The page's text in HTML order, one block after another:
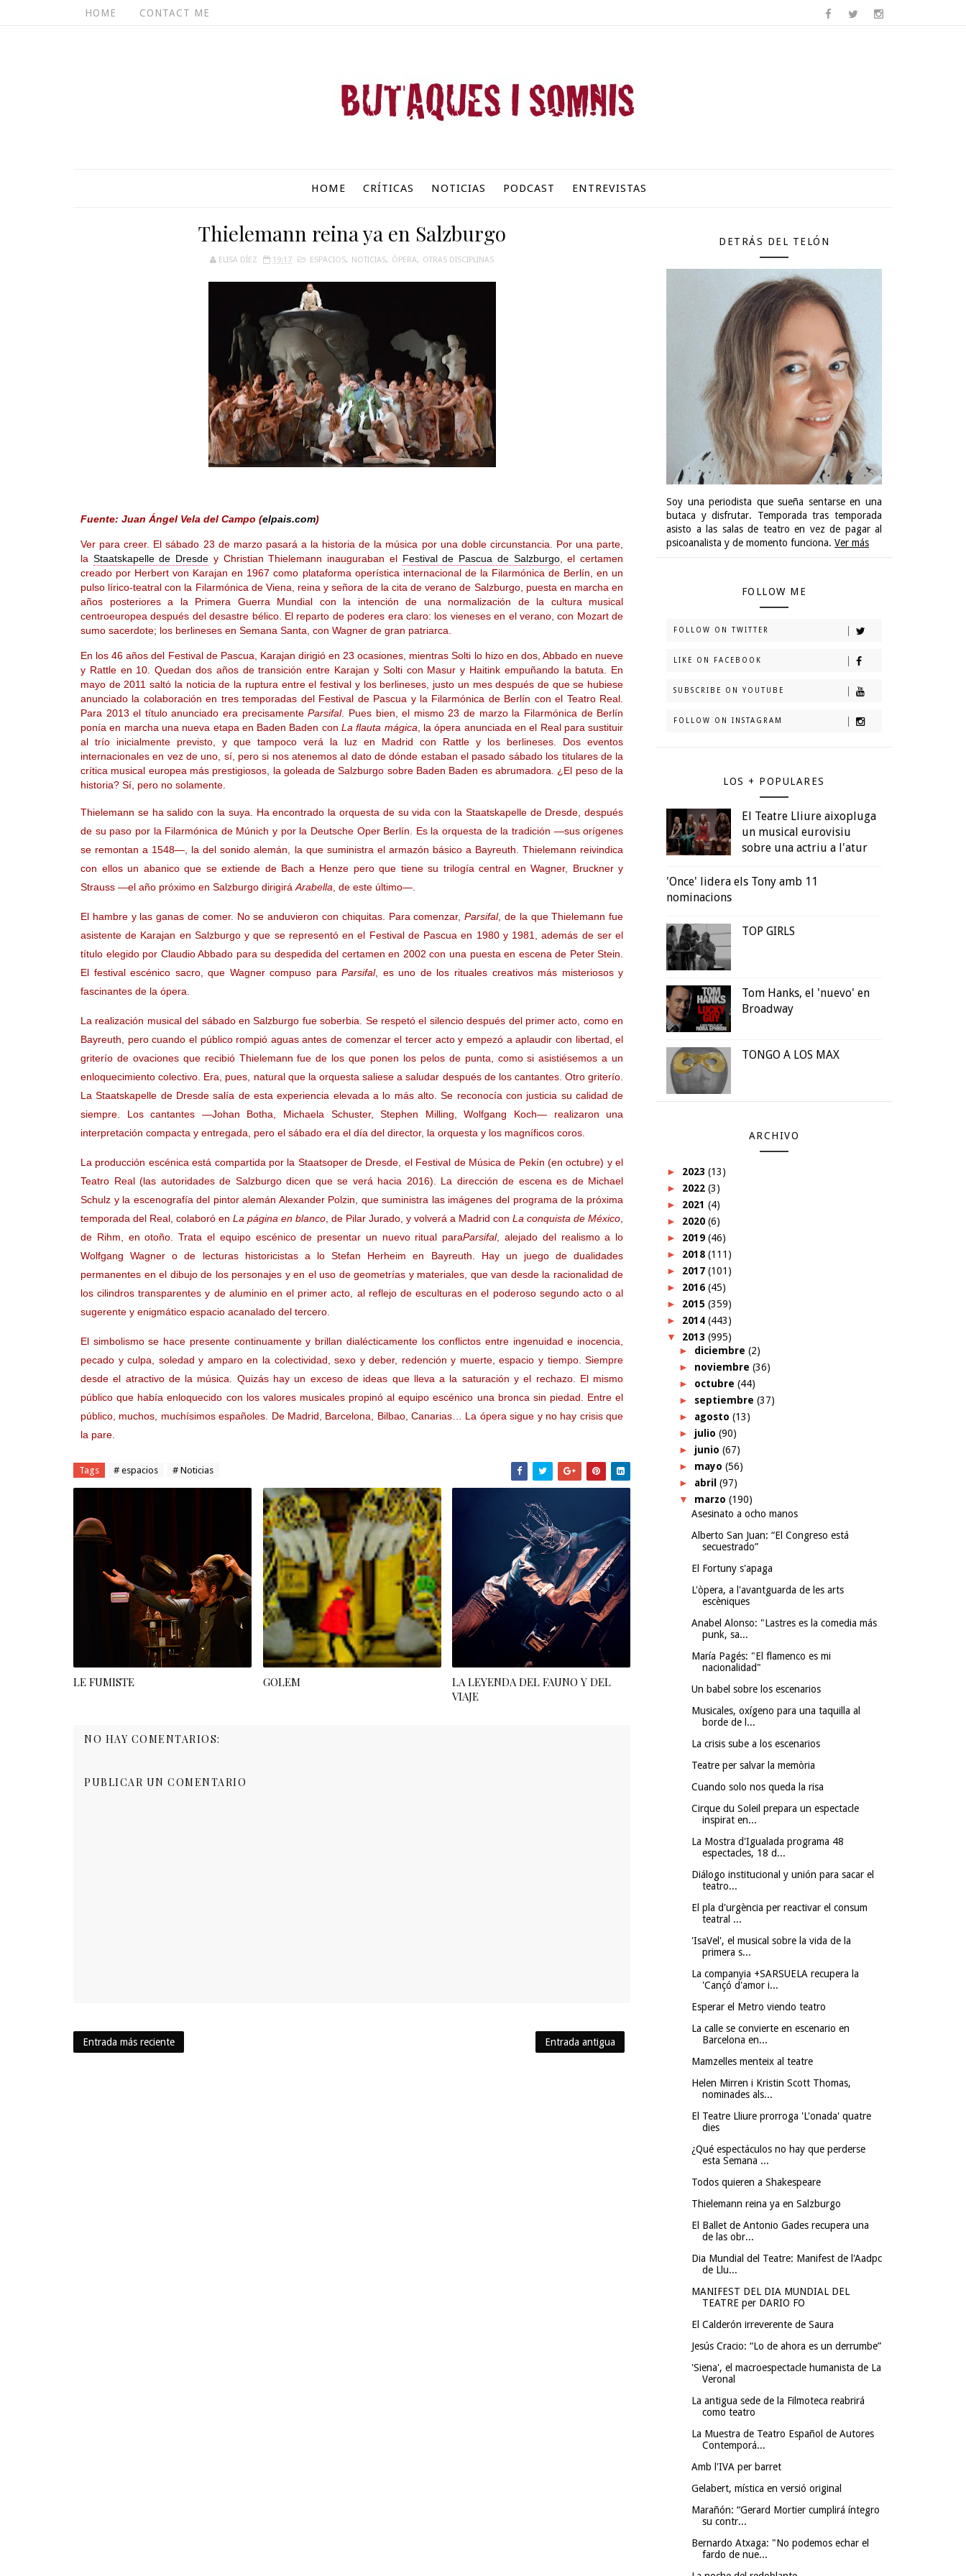
HOME CONTACT ME
HOME CRÍTICAS NOTICIAS PODCAST ENTREVISTAS
Thielemann reina ya en Salzburgo
ELISA DÍEZ 19:17 ESPACIOS, NOTICIAS, ÓPERA, OTRAS DISCIPLINAS
Fuente: Juan Ángel Vela del Campo (elpais.com)
Ver para creer. El sábado 23 de marzo pasará a la historia de la música por una doble circunstancia. Por una parte,
la Staatskapelle de Dresde y Christian Thielemann inauguraban el Festival de Pascua de Salzburgo, el certamen
creado por Herbert von Karajan en 1967 como plataforma operística internacional de la Filarmónica de Berlín, en un
pulso lírico-teatral con la Filarmónica de Viena, reina y señora de la cita de verano de Salzburgo, puesta en marcha en
años posteriores a la Primera Guerra Mundial con la intención de una normalización de la cultura musical
centroeuropea después del desastre bélico. El reparto de poderes era claro: los vieneses en el verano, con Mozart de
sumo sacerdote; los berlineses en Semana Santa, con Wagner de gran patriarca.
En los 46 años del Festival de Pascua, Karajan dirigió en 23 ocasiones, mientras Solti lo hizo en dos, Abbado en nueve
y Rattle en 10. Quedan dos años de transición entre Karajan y Solti con Masur y Haitink empuñando la batuta. En
mayo de 2011 saltó la noticia de la ruptura entre el festival y los berlineses, justo un mes después de que se hubiese
anunciado la colaboración en tres temporadas del Festival de Pascua y la Filarmónica de Berlín con el Teatro Real.
Para 2013 el título anunciado era precisamenteParsifal. Pues bien, el mismo 23 de marzo la Filarmónica de Berlín
ponía en marcha una nueva etapa en Baden Baden conLa flauta mágica , la ópera anunciada en el Real para sustituir
al trío inicialmente previsto, y que tampoco verá la luz en Madrid con Rattle y los berlineses. Dos eventos
internacionales en vez de uno, sí, pero si nos atenemos al dato de dónde estaban el pasado sábado los titulares de la
crítica musical europea más prestigiosos, la goleada de Salzburgo sobre Baden Baden es abrumadora. ¿El peso de la
historia? Sí, pero no solamente.
Thielemann se ha salido con la suya. Ha encontrado la orquesta de su vida con la Staatskapelle de Dresde, después
de su paso por la Filarmónica de Múnich y por la Deutsche Oper Berlín. Es la orquesta de la tradición —sus orígenes
se remontan a 1548—, la del sonido alemán, la que suministra el armazón básico a Bayreuth. Thielemann reivindica
con ellos un abanico que se extiende de Bach a Henze pero que tiene su trilogía central en Wagner, Bruckner y
Strauss —el año próximo en Salzburgo dirigirá Arabella , de este último—.
El hambre y las ganas de comer. No se anduvieron con chiquitas. Para comenzar,Parsifal, de la que Thielemann fue
asistente de Karajan en Salzburgo y que se representó en el Festival de Pascua en 1980 y 1981, además de ser el
título elegido por Claudio Abbado para su despedida del certamen en 2002 con una puesta en escena de Peter Stein.
El festival escénico sacro, que Wagner compuso paraParsifal, es uno de los rituales creativos más misteriosos y
fascinantes de la ópera.
La realización musical del sábado en Salzburgo fue soberbia. Se respetó el silencio después del primer acto, como en
Bayreuth, pero cuando el público rompió aguas antes de comenzar el tercer acto y empezó a aplaudir con libertad, el
griterío de ovaciones que recibió Thielemann fue de los que ponen los pelos de punta, como si asistiésemos a un
enloquecimiento colectivo. Era, pues, natural que la orquesta saliese a saludar después de los cantantes. Otro griterío.
La Staatskapelle de Dresde salía de esta experiencia elevada a lo más alto. Se reconocía con justicia su calidad de
siempre. Los cantantes —Johan Botha, Michaela Schuster, Stephen Milling, Wolfgang Koch— realizaron una
interpretación compacta y entregada, pero el sábado era el día del director, la orquesta y los magníficos coros.
La producción escénica está compartida por la Staatsoper de Dresde, el Festival de Música de Pekín (en octubre) y el
Teatro Real (las autoridades de Salzburgo dicen que se verá hacia 2016). La dirección de escena es de Michael
Schulz y la escenografía del pintor alemán Alexander Polzin, que suministra las imágenes del programa de la próxima
temporada del Real, colaboró enLa página en blanco , de Pilar Jurado, y volverá a Madrid conLa conquista de México
de Rihm, en otoño. Trata el equipo escénico de presentar un nuevo ritual paraParsifal, alejado del realismo a lo
Wolfgang Wagner o de lecturas historicistas a lo Stefan Herheim en Bayreuth. Hay un juego de dualidades
permanentes en el dibujo de los personajes y en el uso de geometrías y materiales, que van desde la racionalidad de
los cilindros transparentes y de aluminio en el primer acto, al reflejo de esculturas en el poderoso segundo acto o al
sugerente y enigmático espacio acanalado del tercero.
El simbolismo se hace presente continuamente y brillan dialécticamente los conflictos entre ingenuidad e inocencia,
pecado y culpa, soledad y amparo en la colectividad, sexo y deber, redención y muerte, espacio y tiempo. Siempre
desde el atractivo de la música. Quizás hay un exceso de ideas que lleva a la saturación y el rechazo. El mismo
público que había enloquecido con los valores musicales propinó al equipo escénico una bronca sin piedad. Entre el
público, muchos, muchísimos españoles. De Madrid, Barcelona, Bilbao, Canarias… La ópera sigue y no hay crisis que
la pare.
Tags # espacios # Noticias
LE FUMISTE GOLEM
LA LEYENDA DEL FAUNO Y DEL
VIAJE
NO HAY COMENTARIOS:
PUBLICAR UN COMENTARIO
Entrada más reciente Entrada antigua
DETRÁS DEL TELÓN
Soy una periodista que sueña sentarse en una
butaca y disfrutar. Temporada tras temporada
asisto a las salas de teatro en vez de pagar al
psicoanalista y de momento funciona. Ver más
FOLLOW ME
FOLLOW ON TWITTER
LIKE ON FACEBOOK
SUBSCRIBE ON YOUTUBE
FOLLOW ON INSTAGRAM
LOS + POPULARES
El Teatre Lliure aixopluga
un musical eurovisiu
sobre una actriu a l'atur
'Once' lidera els Tony amb 11
nominacions
TOP GIRLS
Tom Hanks, el 'nuevo' en
Broadway
TONGO A LOS MAX
ARCHIVO
► 2023 (13)
► 2022 (3)
► 2021 (4)
► 2020 (6)
► 2019 (46)
► 2018 (111)
► 2017 (101)
► 2016 (45)
► 2015 (359)
► 2014 (443)
▼ 2013 (995)
► diciembre (2)
► noviembre (36)
► octubre (44)
► septiembre (37)
► agosto (13)
► julio (90)
► junio (67)
► mayo (56)
► abril (97)
▼ marzo (190)
Asesinato a ocho manos
Alberto San Juan: “El Congreso está
secuestrado”
El Fortuny s'apaga
L'òpera, a l'avantguarda de les arts
escèniques
Anabel Alonso: "Lastres es la comedia más
punk, sa...
María Pagés: "El flamenco es mi
nacionalidad"
Un babel sobre los escenarios
Musicales, oxígeno para una taquilla al
borde de l...
La crisis sube a los escenarios
Teatre per salvar la memòria
Cuando solo nos queda la risa
Cirque du Soleil prepara un espectacle
inspirat en...
La Mostra d'Igualada programa 48
espectacles, 18 d...
Diálogo institucional y unión para sacar el
teatro...
El pla d'urgència per reactivar el consum
teatral ...
'IsaVel', el musical sobre la vida de la
primera s...
La companyia +SARSUELA recupera la
'Cançó d'amor i...
Esperar el Metro viendo teatro
La calle se convierte en escenario en
Barcelona en...
Mamzelles menteix al teatre
Helen Mirren i Kristin Scott Thomas,
nominades als...
El Teatre Lliure prorroga 'L'onada' quatre
dies
¿Qué espectáculos no hay que perderse
esta Semana ...
Todos quieren a Shakespeare
Thielemann reina ya en Salzburgo
El Ballet de Antonio Gades recupera una
de las obr...
Dia Mundial del Teatre: Manifest de l'Aadpc
de Llu...
MANIFEST DEL DIA MUNDIAL DEL
TEATRE per DARIO FO
El Calderón irreverente de Saura
Jesús Cracio: “Lo de ahora es un derrumbe”
'Siena', el macroespectacle humanista de La
Veronal
La antigua sede de la Filmoteca reabrirá
como teatro
La Muestra de Teatro Español de Autores
Contemporá...
Amb l'IVA per barret
Gelabert, mística en versió original
Marañón: “Gerard Mortier cumplirá íntegro
su contr...
Bernardo Atxaga: "No podemos echar el
fardo de nue...